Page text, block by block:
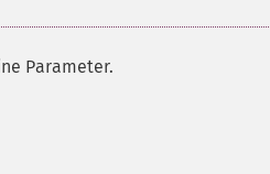
Parameter.